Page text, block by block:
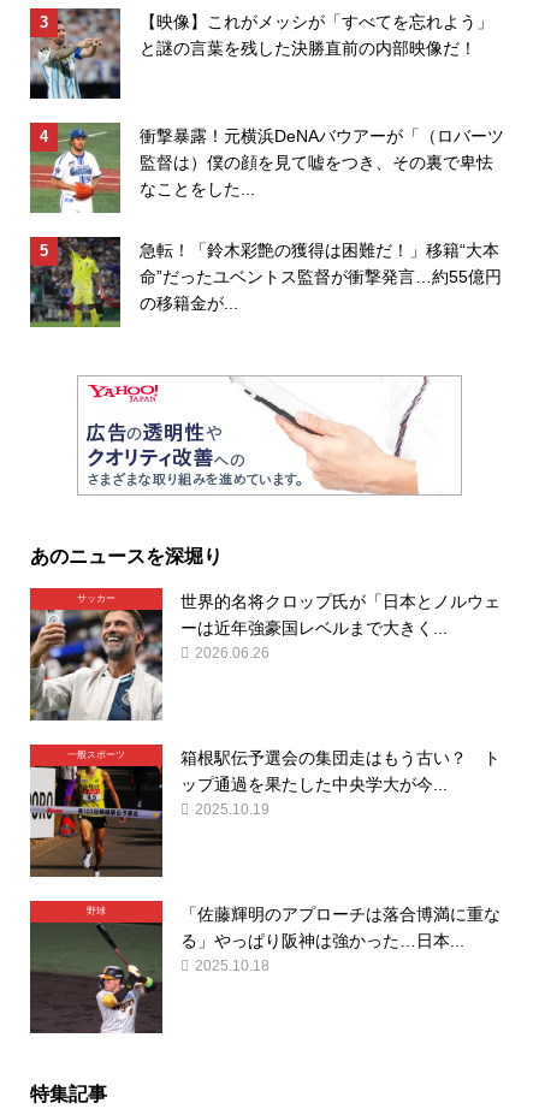
【映像】これがメッシが「すべてを忘れよう」
と謎の言葉を残した決勝直前の内部映像だ！
衝撃暴露！元横浜DeNAバウアーが「（ロバーツ
監督は）僕の顔を見て嘘をつき、その裏で卑怯
なことをした...
急転！「鈴木彩艶の獲得は困難だ！」移籍“大本
命”だったユベントス監督が衝撃発言…約55億円
の移籍金が...
あのニュースを深堀り
サッカー
世界的名将クロップ氏が「日本とノルウェ
ーは近年強豪国レベルまで大きく...
2026.06.26
一般スポーツ
箱根駅伝予選会の集団走はもう古い？ ト
ップ通過を果たした中央学大が今...
2025.10.19
野球
「佐藤輝明のアプローチは落合博満に重な
る」やっぱり阪神は強かった…日本...
2025.10.18
特集記事